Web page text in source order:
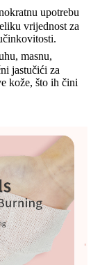
upotrebu
vrijednost za
masnu,
jastučići za
kože, što ih čini